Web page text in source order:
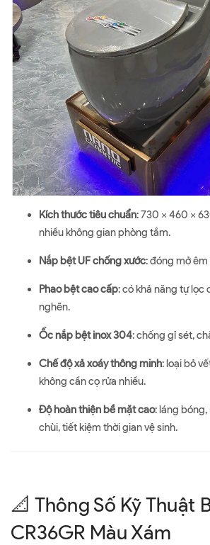
Kích thước tiêu chuẩn: 730 x 460 x
nhiều không gian phòng tắm.
Nắp bệt UF chống xước: đóng mở
Phao bệt cao cấp: có khả năng tự lọc
nghẽn.
Ốc nắp bệt inox 304: chống gỉ sét,
Chế độ xả xoáy thông minh: loại bỏ
không cần cọ rửa nhiều.
Độ hoàn thiện bề mặt cao: láng
chùi, tiết kiệm thời gian vệ sinh.
📐 Thông Số Kỹ Thuật
CR36GR Màu Xám